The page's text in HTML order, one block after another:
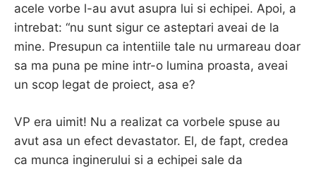
acele vorbe l-au avut asupra lui si echipei. Apoi, a
intrebat: “nu sunt sigur ce asteptari aveai de la
mine. Presupun ca intentiile tale nu urmareau doar
sa ma puna pe mine intr-o lumina proasta, aveai
un scop legat de proiect, asa e?
VP era uimit! Nu a realizat ca vorbele spuse au
avut asa un efect devastator. El, de fapt, credea
ca munca inginerului si a echipei sale da